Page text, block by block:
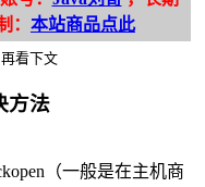
： 本站商品点此
看下文
方法
（一般是在主机商